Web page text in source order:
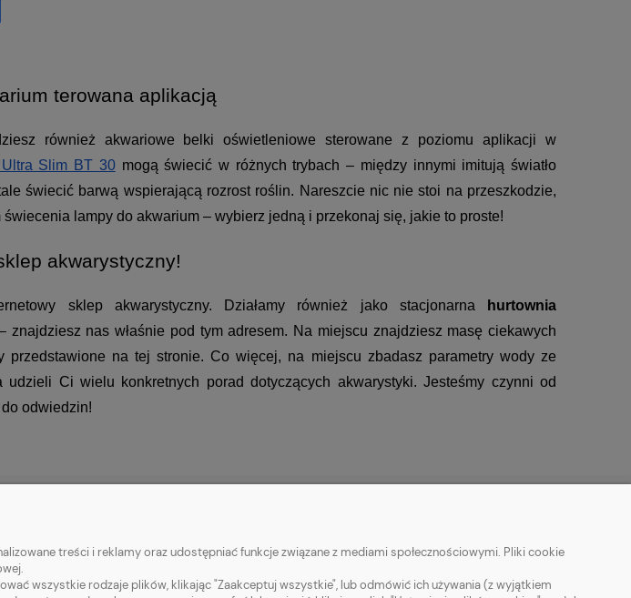
terowana aplikacją
również akwariowe belki oświetleniowe sterowane z poziomu aplikacji w
Slim BT 30 mogą świecić w różnych trybach – między innymi imitują światło
świecić barwą wspierającą rozrost roślin. Nareszcie nic nie stoi na przeszkodzie,
świecenia lampy do akwarium – wybierz jedną i przekonaj się, jakie to proste!
akwarystyczny!
sklep akwarystyczny. Działamy również jako stacjonarna
hurtownia
znajdziesz nas właśnie pod tym adresem. Na miejscu znajdziesz masę ciekawych
przedstawione na tej stronie. Co więcej, na miejscu zbadasz parametry wody ze
udzieli Ci wielu konkretnych porad dotyczących akwarystyki. Jesteśmy czynni od
odwiedzin!
POMOC
Jak kupować?
MOJE KONTO
Twoje zamówienia
treści i reklamy oraz udostępniać funkcje związane z mediami społecznościowymi. Pliki cookie
wszystkie rodzaje plików, klikając "Zaakceptuj wszystkie", lub odmówić ich używania (z wyjątkiem